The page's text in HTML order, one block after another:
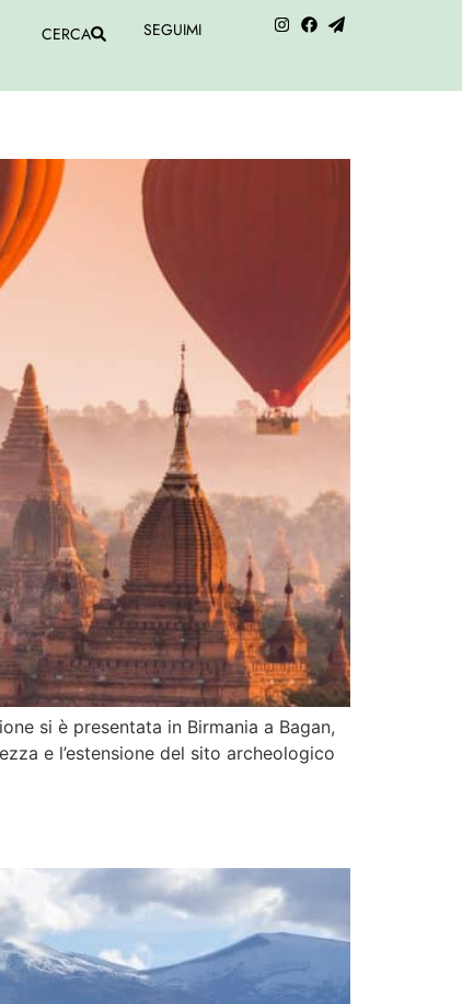
CERCA SEGUIMI
si è presentata in Birmania a Bagan,
e l’estensione del sito archeologico